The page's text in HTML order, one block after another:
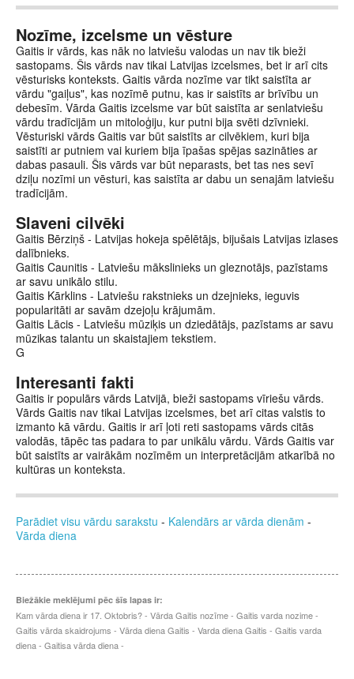
Nozīme, izcelsme un vēsture
Gaitis ir vārds, kas nāk no latviešu valodas un nav tik bieži
sastopams. Šis vārds nav tikai Latvijas izcelsmes, bet ir arī cits
vēsturisks konteksts. Gaitis vārda nozīme var tikt saistīta ar
vārdu "gaiļus", kas nozīmē putnu, kas ir saistīts ar brīvību un
debesīm. Vārda Gaitis izcelsme var būt saistīta ar senlatviešu
vārdu tradīcijām un mitoloģiju, kur putni bija svēti dzīvnieki.
Vēsturiski vārds Gaitis var būt saistīts ar cilvēkiem, kuri bija
saistīti ar putniem vai kuriem bija īpašas spējas sazināties ar
dabas pasauli. Šis vārds var būt neparasts, bet tas nes sevī
dziļu nozīmi un vēsturi, kas saistīta ar dabu un senajām latviešu
tradīcijām.
Slaveni cilvēki
Gaitis Bērziņš - Latvijas hokeja spēlētājs, bijušais Latvijas izlases
dalībnieks.
Gaitis Caunitis - Latviešu mākslinieks un gleznotājs, pazīstams
ar savu unikālo stilu.
Gaitis Kārklins - Latviešu rakstnieks un dzejnieks, ieguvis
popularitāti ar savām dzejoļu krājumām.
Gaitis Lācis - Latviešu mūziķis un dziedātājs, pazīstams ar savu
mūzikas talantu un skaistajiem tekstiem.
G
Interesanti fakti
Gaitis ir populārs vārds Latvijā, bieži sastopams vīriešu vārds.
Vārds Gaitis nav tikai Latvijas izcelsmes, bet arī citas valstis to
izmanto kā vārdu. Gaitis ir arī ļoti reti sastopams vārds citās
valodās, tāpēc tas padara to par unikālu vārdu. Vārds Gaitis var
būt saistīts ar vairākām nozīmēm un interpretācijām atkarībā no
kultūras un konteksta.
Parādiet visu vārdu sarakstu - Kalendārs ar vārda dienām -
Vārda diena
Biežākie meklējumi pēc šīs lapas ir:
Kam vārda diena ir 17. Oktobris? - Vārda Gaitis nozīme - Gaitis varda nozime -
Gaitis vārda skaidrojums - Vārda diena Gaitis - Varda diena Gaitis - Gaitis varda
diena - Gaitisa vārda diena -